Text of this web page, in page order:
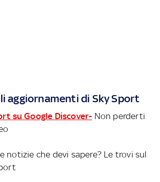
aggiornamenti di Sky Sport
su Google Discover- Non perderti
notizie che devi sapere? Le trovi sul